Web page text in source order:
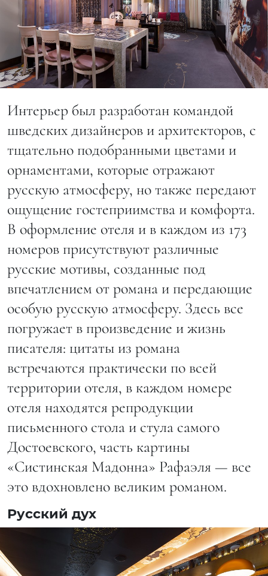
Интерьер был разработан командой
шведских дизайнеров и архитекторов, с
тщательно подобранными цветами и
орнаментами, которые отражают
русскую атмосферу, но также передают
ощущение гостеприимства и комфорта.
В оформление отеля и в каждом из 173
номеров присутствуют различные
русские мотивы, созданные под
впечатлением от романа и передающие
особую русскую атмосферу. Здесь все
погружает в произведение и жизнь
писателя: цитаты из романа
встречаются практически по всей
территории отеля, в каждом номере
отеля находятся репродукции
письменного стола и стула самого
Достоевского, часть картины
«Систинская Мадонна» Рафаэля — все
это вдохновлено великим романом.
Русский дух